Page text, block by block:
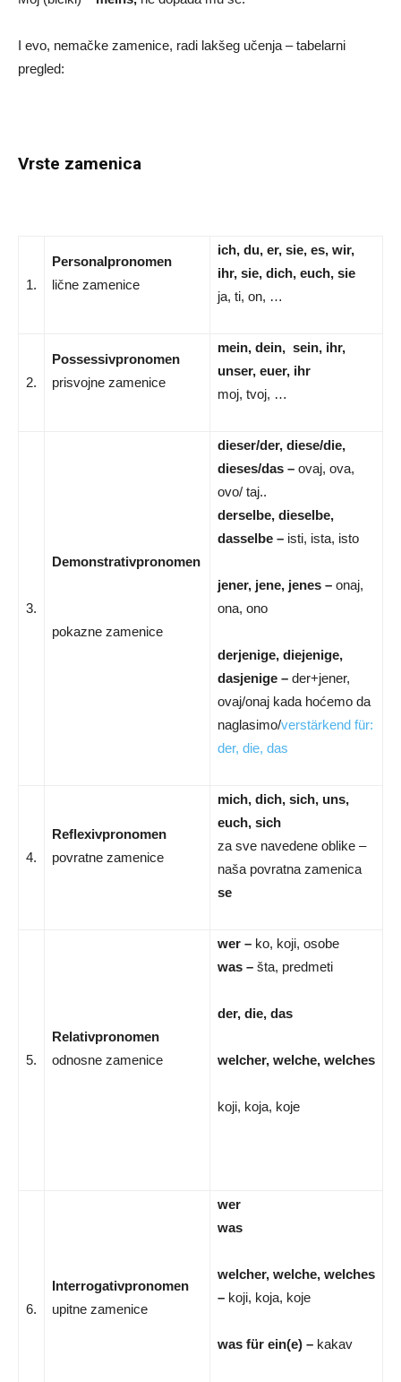
I evo, nemačke zamenice, radi lakšeg učenja – tabelarni
pregled:
Vrste zamenica
1.
Personalpronomen
lične zamenice
ich, du, er, sie, es, wir,
ihr, sie, dich, euch, sie
ja, ti, on, …
2.
Possessivpronomen
prisvojne zamenice
mein, dein, sein, ihr,
unser, euer, ihr
moj, tvoj, …
3.
Demonstrativpronomen
pokazne zamenice
dieser/der, diese/die,
dieses/das – ovaj, ova,
ovo/ taj..
derselbe, dieselbe,
dasselbe – isti, ista, isto
jener, jene, jenes – onaj,
ona, ono
derjenige, diejenige,
dasjenige – der+jener,
ovaj/onaj kada hoćemo da
naglasimo/verstärkend für:
der, die, das
4.
Reflexivpronomen
povratne zamenice
mich, dich, sich, uns,
euch, sich
za sve navedene oblike –
naša povratna zamenica
se
5.
Relativpronomen
odnosne zamenice
wer – ko, koji, osobe
was – šta, predmeti
der, die, das
welcher, welche, welches
koji, koja, koje
6.
Interrogativpronomen
upitne zamenice
wer
was
welcher, welche, welches
– koji, koja, koje
was für ein(e) – kakav